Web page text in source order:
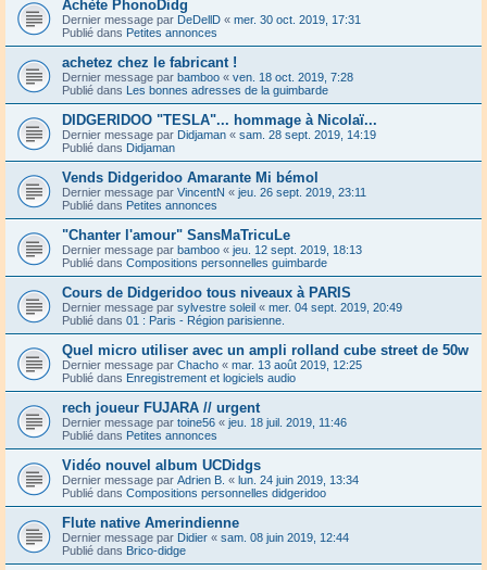
Achète PhonoDidg
Dernier message par DeDellD « mer. 30 oct. 2019, 17:31
Publié dans Petites annonces
achetez chez le fabricant !
Dernier message par bamboo « ven. 18 oct. 2019, 7:28
Publié dans Les bonnes adresses de la guimbarde
DIDGERIDOO "TESLA"... hommage à Nicolaï...
Dernier message par Didjaman « sam. 28 sept. 2019, 14:19
Publié dans Didjaman
Vends Didgeridoo Amarante Mi bémol
Dernier message par VincentN « jeu. 26 sept. 2019, 23:11
Publié dans Petites annonces
"Chanter l'amour" SansMaTricuLe
Dernier message par bamboo « jeu. 12 sept. 2019, 18:13
Publié dans Compositions personnelles guimbarde
Cours de Didgeridoo tous niveaux à PARIS
Dernier message par sylvestre soleil « mer. 04 sept. 2019, 20:49
Publié dans 01 : Paris - Région parisienne.
Quel micro utiliser avec un ampli rolland cube street de 50w
Dernier message par Chacho « mar. 13 août 2019, 12:25
Publié dans Enregistrement et logiciels audio
rech joueur FUJARA // urgent
Dernier message par toine56 « jeu. 18 juil. 2019, 11:46
Publié dans Petites annonces
Vidéo nouvel album UCDidgs
Dernier message par Adrien B. « lun. 24 juin 2019, 13:34
Publié dans Compositions personnelles didgeridoo
Flute native Amerindienne
Dernier message par Didier « sam. 08 juin 2019, 12:44
Publié dans Brico-didge